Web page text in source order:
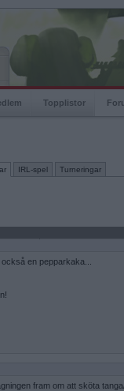
Topplistor
IRL-spel Turneringar
en pepparkaka...
fram om att sköta